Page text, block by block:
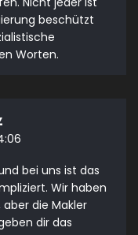
beschützt
Worten.
bei uns ist das
Wir haben
die Makler
dir das